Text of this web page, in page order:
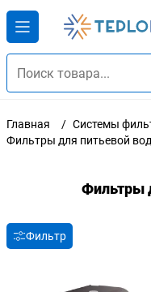
Главная
Системы
Фильтры для питьевой
Фильтры
Фильтр